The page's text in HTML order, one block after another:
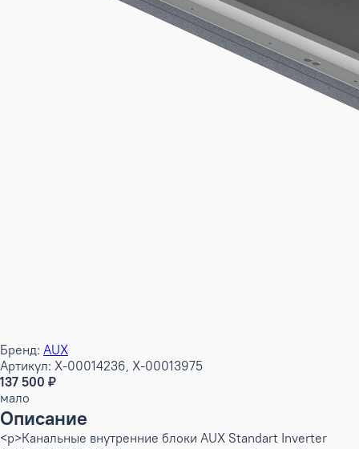
Бренд: AUX
Артикул: X-00014236, X-00013975
137 500 ₽
мало
Описание
<p>Канальные внутренние блоки AUX Standart Inverter